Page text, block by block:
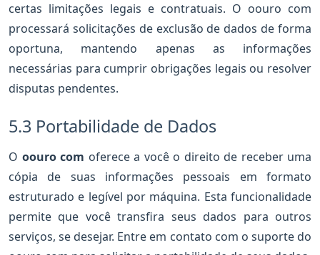
certas limitações legais e contratuais. O oouro com
processará solicitações de exclusão de dados de forma
oportuna, mantendo apenas as informações
necessárias para cumprir obrigações legais ou resolver
disputas pendentes.
5.3 Portabilidade de Dados
O oouro com oferece a você o direito de receber uma
cópia de suas informações pessoais em formato
estruturado e legível por máquina. Esta funcionalidade
permite que você transfira seus dados para outros
serviços, se desejar. Entre em contato com o suporte do